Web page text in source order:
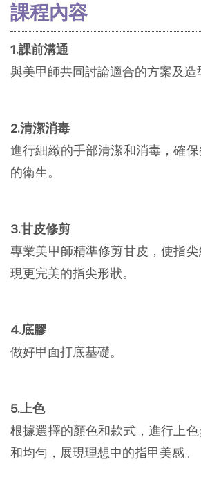
課程內容
1.課前溝通
與美甲師共同討論適合的方案及造
2.清潔消毒
進行細緻的手部清潔和消毒，確
的衛生。
3.甘皮修剪
專業美甲師精準修剪甘皮，使指
現更完美的指尖形狀。
4.底膠
做好甲面打底基礎。
5.上色
根據選擇的顏色和款式，進行上
和均勻，展現理想中的指甲美感。